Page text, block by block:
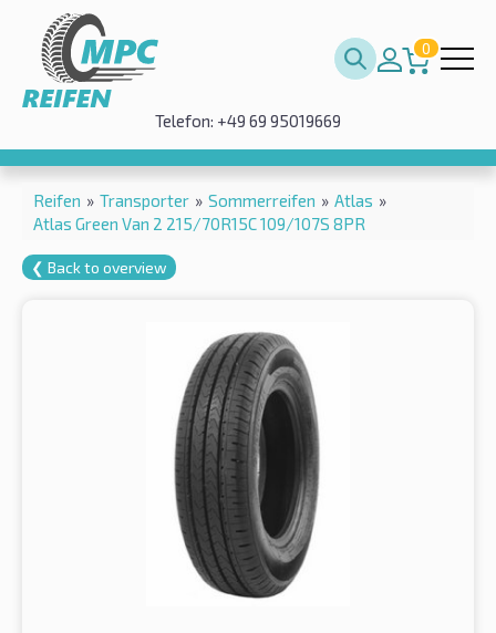
0
Telefon: +49 69 95019669
Reifen » Transporter » Sommerreifen » Atlas »
Atlas Green Van 2 215/70R15C 109/107S 8PR
❮ Back to overview